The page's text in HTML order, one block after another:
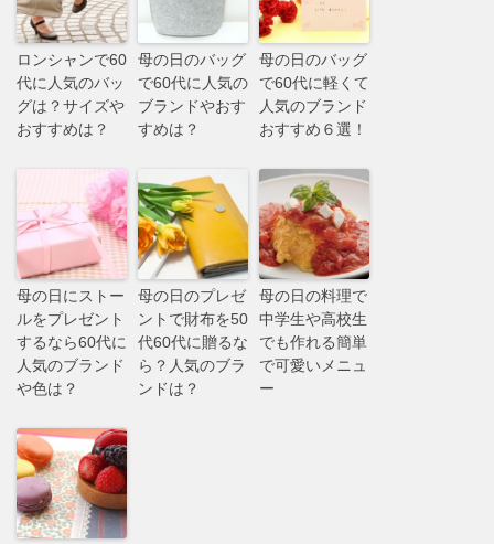
ロンシャンで60
代に人気のバッ
グは？サイズや
おすすめは？
母の日のバッグ
で60代に人気の
ブランドやおす
すめは？
母の日のバッグ
で60代に軽くて
人気のブランド
おすすめ６選！
母の日にストー
ルをプレゼント
するなら60代に
人気のブランド
や色は？
母の日のプレゼ
ントで財布を50
代60代に贈るな
ら？人気のブラ
ンドは？
母の日の料理で
中学生や高校生
でも作れる簡単
で可愛いメニュ
ー